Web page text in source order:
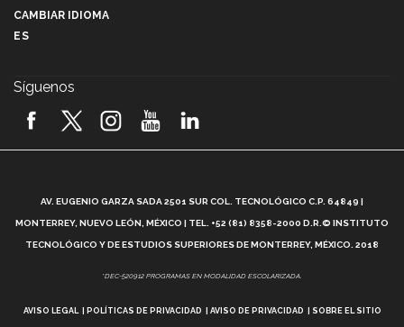
2026! (video)
¿Cómo es el Modelo Educativo Tec? (video)
Vida Tec: Feminismo e Inteligencia Artificial, Paola
CAMBIAR IDIOMA
ES
Síguenos
AV. EUGENIO GARZA SADA 2501 SUR COL. TECNOLÓGICO C.P. 64849 |
MONTERREY, NUEVO LEÓN, MÉXICO | TEL. +52 (81) 8358-2000 D.R.© INSTITUTO
TECNOLÓGICO Y DE ESTUDIOS SUPERIORES DE MONTERREY, MÉXICO. 2018
*DEC-520912 PROGRAMAS EN MODALIDAD ESCOLARIZADA.
AVISO LEGAL POLÍTICAS DE PRIVACIDAD AVISO DE PRIVACIDAD SOBRE EL SITIO